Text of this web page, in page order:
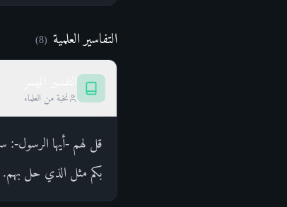
التفاسير العلمية (
8
)
نخبة من العلماء
قل لهم -أيها الرسول-:
بكم مثل الذي حل بهم.